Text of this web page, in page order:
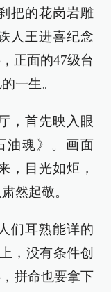
把的花岗岩雕
人王进喜纪念
正面的47级台
一生。
，首先映入眼
油魂》。画面
，目光如炬，
然起敬。
们耳熟能详的
，没有条件创
拼命也要拿下